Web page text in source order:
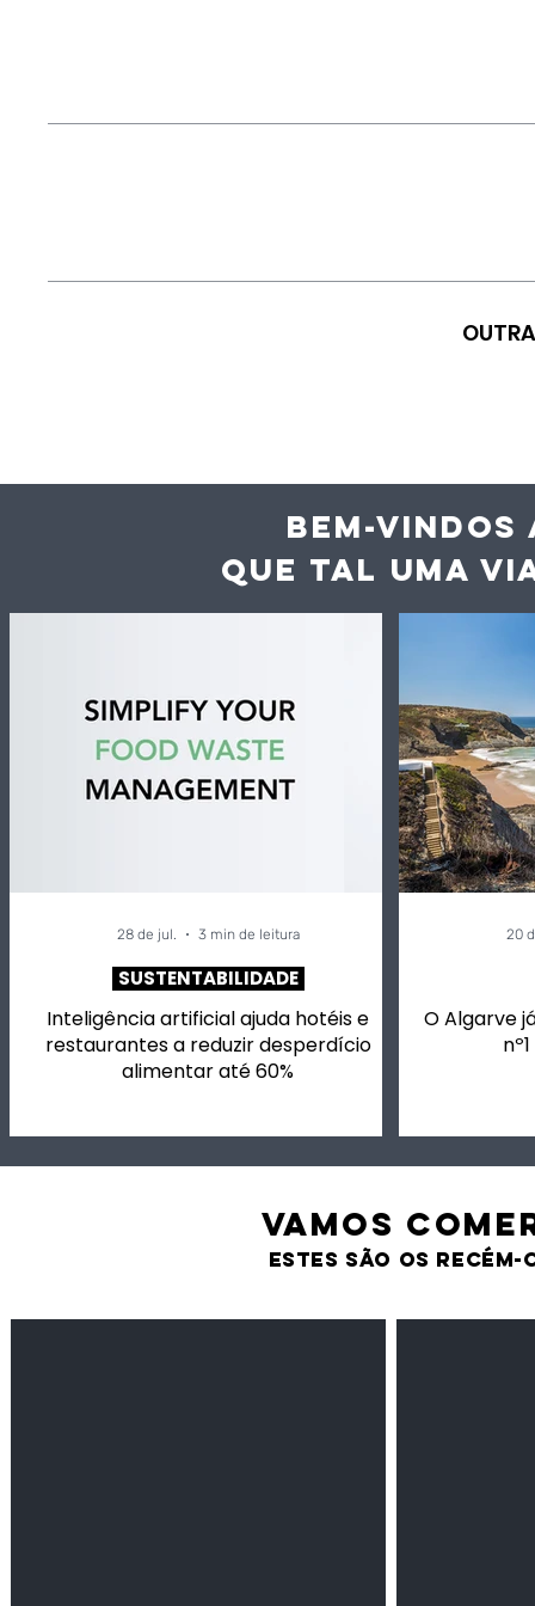
BEM-VINDOS
QUE TAL UMA
Inteligência artificial ajuda hotéis e
restaurantes a reduzir desperdício
alimentar até 60%
SUSTENTABILIDADE
28 de jul. 3 min de leitura
O Algarve
20
VAMOS
estes são os recém-